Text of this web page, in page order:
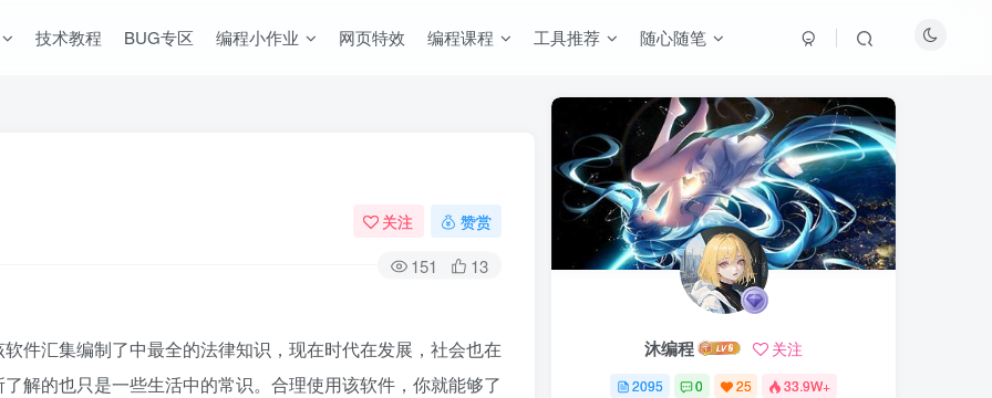
技术教程 BUG专区 编程小作业 网页特效 编程课程 工具推荐 随心随笔
关注 赞赏
151 13
件汇集编制了中最全的法律知识，现在时代在发展，社会也在
解的也只是一些生活中的常识。合理使用该软件，你就能够了
沐编程 关注
2095 0 25 33.9W+